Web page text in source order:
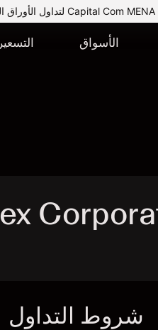
الأسواق التسعير
شروط التداول